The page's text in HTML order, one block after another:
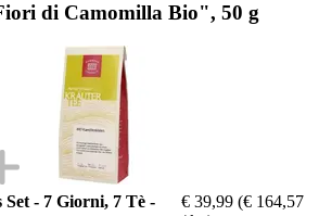
di Camomilla Bio", 50 g
Set - 7 Giorni, 7 Tè -
€ 39,99 (€ 164,57